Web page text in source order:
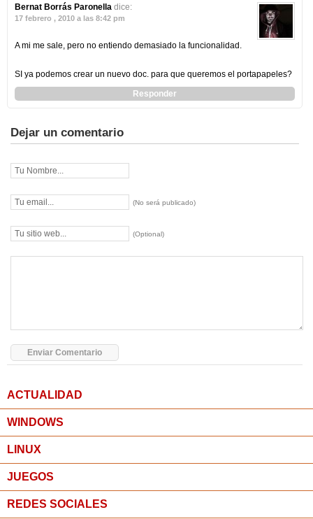
Bernat Borrás Paronella dice:
17 febrero , 2010 a las 8:42 pm
A mi me sale, pero no entiendo demasiado la funcionalidad.
SI ya podemos crear un nuevo doc. para que queremos el portapapeles?
Responder
Dejar un comentario
(No será publicado)
(Optional)
ACTUALIDAD
WINDOWS
LINUX
JUEGOS
REDES SOCIALES